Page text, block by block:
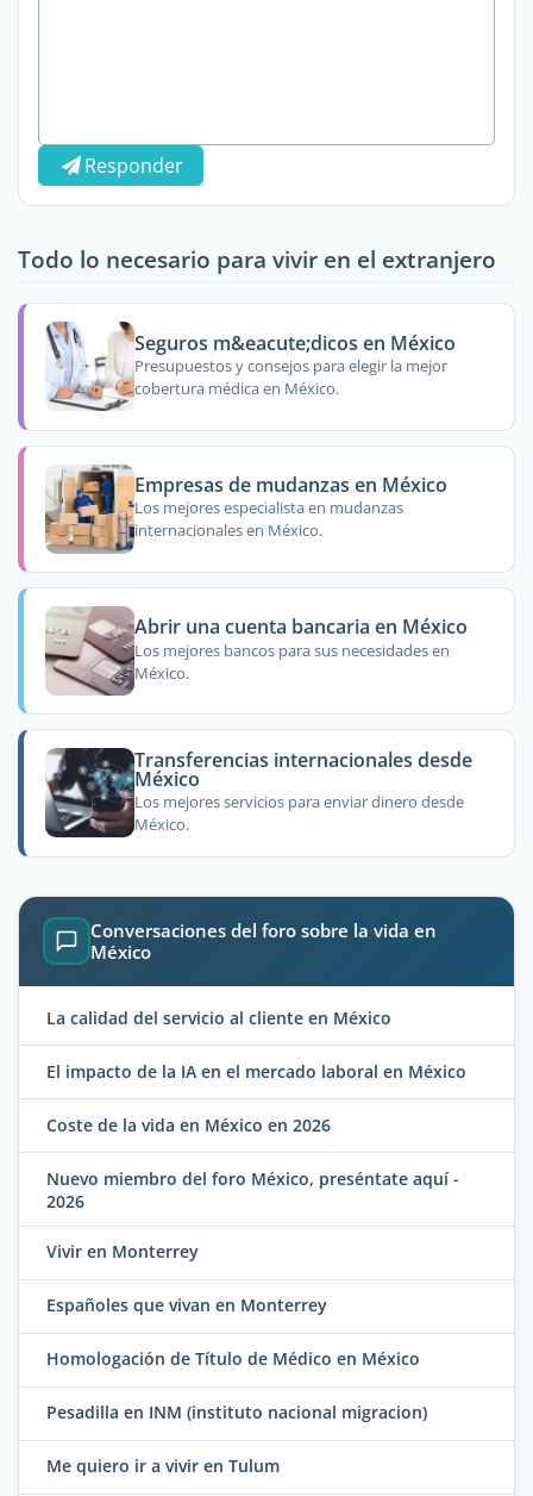
Responder
Todo lo necesario para vivir en el extranjero
Seguros m&eacute;dicos en México
Presupuestos y consejos para elegir la mejor
cobertura médica en México.
Empresas de mudanzas en México
Los mejores especialista en mudanzas
internacionales en México.
Abrir una cuenta bancaria en México
Los mejores bancos para sus necesidades en
México.
Transferencias internacionales desde
México
Los mejores servicios para enviar dinero desde
México.
Conversaciones del foro sobre la vida en
México
La calidad del servicio al cliente en México
El impacto de la IA en el mercado laboral en México
Coste de la vida en México en 2026
Nuevo miembro del foro México, preséntate aquí -
2026
Vivir en Monterrey
Españoles que vivan en Monterrey
Homologación de Título de Médico en México
Pesadilla en INM (instituto nacional migracion)
Me quiero ir a vivir en Tulum